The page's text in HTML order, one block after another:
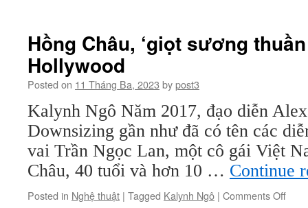
thân
của
cám
dỗ
Hồng Châu, ‘giọt sương
Hollywood
Posted on 11 Tháng Ba, 2023 bypost3
Kalynh Ngô Năm 2017, đạo diễn
Downsizing gần như đã có tên các
vai Trần Ngọc Lan, một cô gái Việt
Châu, 40 tuổi và hơn 10 … Continue
Posted in Nghệ thuật | Tagged Kalynh Ngô | Comments Offon